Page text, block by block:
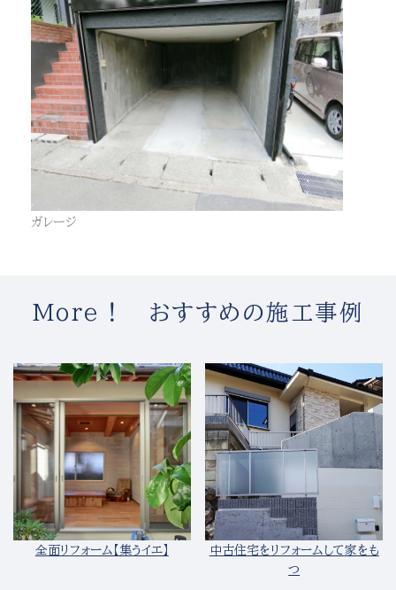
ガレージ
More！ おすすめの施工事例
全面リフォーム【集うイエ】
中古住宅をリフォームして家をも
つ